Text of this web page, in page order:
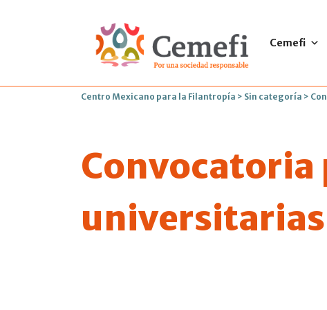
Cemefi
Centro Mexicano para la Filantropía > Sin categoría >
Convocatoria
universitarias